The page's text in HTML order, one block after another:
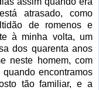
atrasado, como
de romenos e
à minha volta, um
dos quarenta anos
neste homem, com
encontramos
tão familiar, e a